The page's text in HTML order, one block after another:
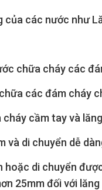
các nước như
chữa cháy các
các đám cháy
cầm tay và
di chuyển dễ
di chuyển
25mm đối với